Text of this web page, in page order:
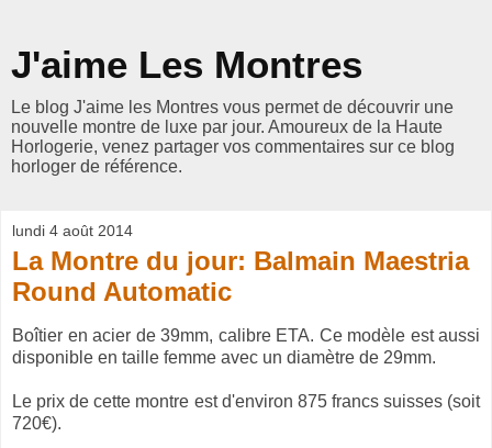
J'aime Les Montres
Le blog J'aime les Montres vous permet de découvrir une
nouvelle montre de luxe par jour. Amoureux de la Haute
Horlogerie, venez partager vos commentaires sur ce blog
horloger de référence.
lundi 4 août 2014
La Montre du jour: Balmain Maestria
Round Automatic
Boîtier en acier de 39mm, calibre ETA. Ce modèle est aussi
disponible en taille femme avec un diamètre de 29mm.
Le prix de cette montre est d'environ 875 francs suisses (soit
720€).